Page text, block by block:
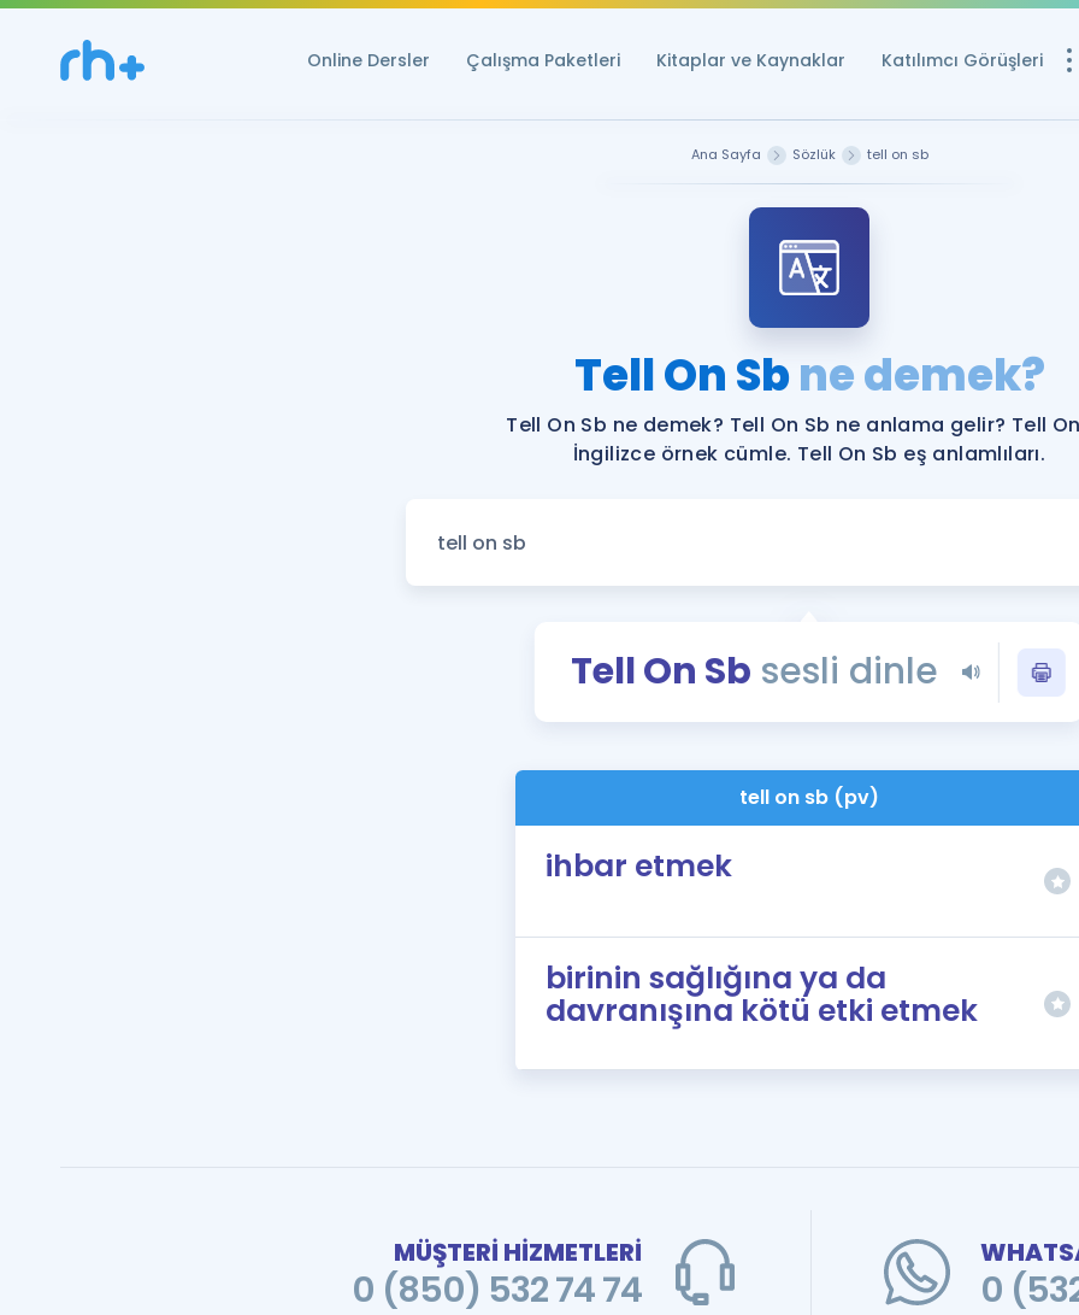
Online Dersler Çalışma Paketleri Kitaplar ve Kaynaklar Katılımcı Görüşleri
YDS ve YÖKDİL
YDS ve YÖKDİL'e
Tüm ÖSYM
YDS - YÖKDİL
İngilizce Gramer
Ana Sayfa Sözlük tell on sb
Tell On Sbne demek?
Tell On Sb ne demek? Tell On Sb ne anlama gelir? Tell
İngilizce örnek cümle. Tell On Sb eş anlamlıları.
Tell On Sb sesli dinle
tell on sb (pv)
ihbar etmek
birinin sağlığına ya da
davranışına kötü etki etmek
MÜŞTERİ HİZMETLERİ
0 (850) 532 74 74 0